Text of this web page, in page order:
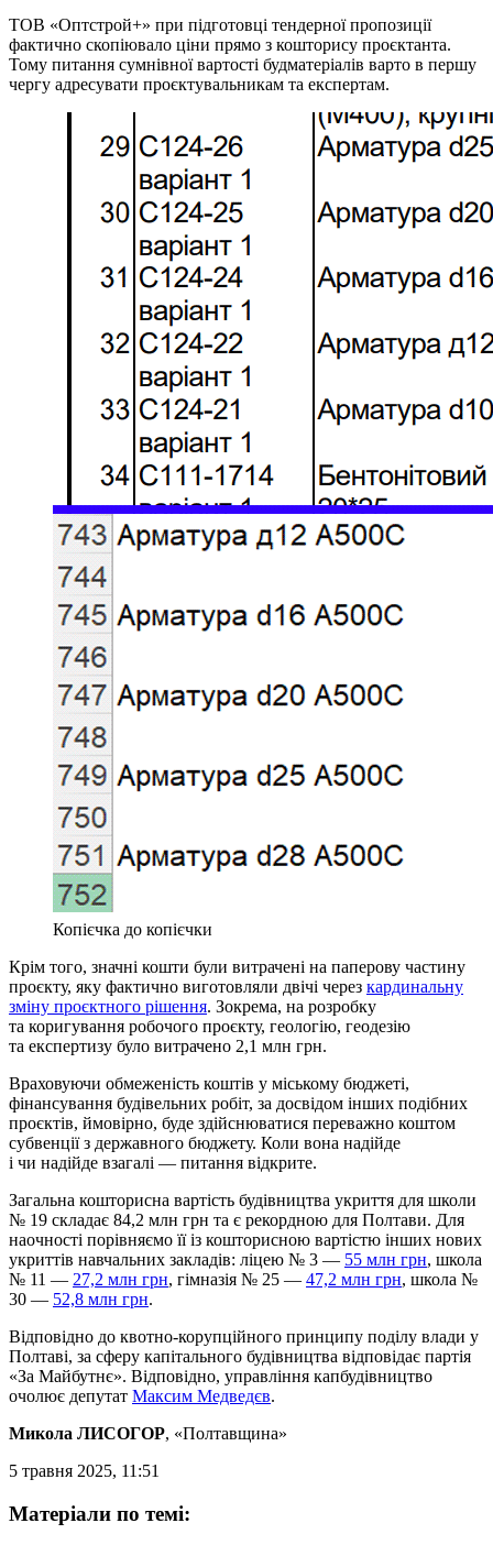
ТОВ «Оптстрой+» при підготовці тендерної пропозиції
фактично скопіювало ціни прямо з кошторису проєктанта.
Тому питання сумнівної вартості будматеріалів варто в першу
чергу адресувати проєктувальникам та експертам.
Копієчка до копієчки
Крім того, значні кошти були витрачені на паперову частину
проєкту, яку фактично виготовляли двічі через кардинальну
зміну проєктного рішення. Зокрема, на розробку
та коригування робочого проєкту, геологію, геодезію
та експертизу було витрачено 2,1 млн грн.
Враховуючи обмеженість коштів у міському бюджеті,
фінансування будівельних робіт, за досвідом інших подібних
проєктів, ймовірно, буде здійснюватися переважно коштом
субвенції з державного бюджету. Коли вона надійде
і чи надійде взагалі — питання відкрите.
Загальна кошторисна вартість будівництва укриття для школи
№ 19 складає 84,2 млн грн та є рекордною для Полтави. Для
наочності порівняємо її із кошторисною вартістю інших нових
укриттів навчальних закладів: ліцею № 3 — 55 млн грн, школа
№ 11 — 27,2 млн грн, гімназія № 25 — 47,2 млн грн, школа №
30 — 52,8 млн грн.
Відповідно до квотно-корупційного принципу поділу влади у
Полтаві, за сферу капітального будівництва відповідає партія
«За Майбутнє». Відповідно, управління капбудівництво
очолює депутат Максим Медведєв.
Микола ЛИСОГОР, «Полтавщина»
5 травня 2025, 11:51
Матеріали по темі: